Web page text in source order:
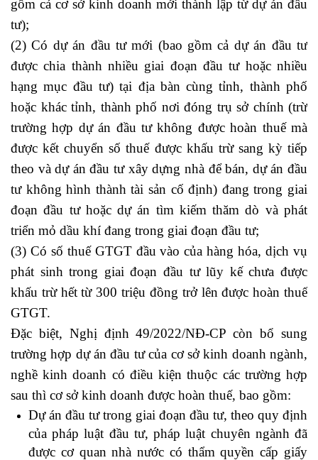
gồm cả cơ sở kinh doanh mới thành lập từ dự án đầu
tư);
(2) Có dự án đầu tư mới (bao gồm cả dự án đầu tư
được chia thành nhiều giai đoạn đầu tư hoặc nhiều
hạng mục đầu tư) tại địa bàn cùng tỉnh, thành phố
hoặc khác tỉnh, thành phố nơi đóng trụ sở chính (trừ
trường hợp dự án đầu tư không được hoàn thuế mà
được kết chuyển số thuế được khấu trừ sang kỳ tiếp
theo và dự án đầu tư xây dựng nhà để bán, dự án đầu
tư không hình thành tài sản cố định) đang trong giai
đoạn đầu tư hoặc dự án tìm kiếm thăm dò và phát
triển mỏ dầu khí đang trong giai đoạn đầu tư;
(3) Có số thuế GTGT đầu vào của hàng hóa, dịch vụ
phát sinh trong giai đoạn đầu tư lũy kế chưa được
khấu trừ hết từ 300 triệu đồng trở lên được hoàn thuế
GTGT.
Đặc biệt, Nghị định 49/2022/NĐ-CP còn bổ sung
trường hợp dự án đầu tư của cơ sở kinh doanh ngành,
nghề kinh doanh có điều kiện thuộc các trường hợp
sau thì cơ sở kinh doanh được hoàn thuế, bao gồm:
Dự án đầu tư trong giai đoạn đầu tư, theo quy định
của pháp luật đầu tư, pháp luật chuyên ngành đã
được cơ quan nhà nước có thẩm quyền cấp giấy